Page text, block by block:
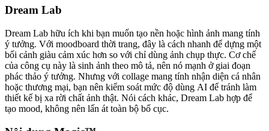
Dream Lab
Dream Lab hữu ích khi bạn muốn tạo nền hoặc hình ảnh mang tính
ý tưởng. Với moodboard thời trang, đây là cách nhanh để dựng một
bối cảnh giàu cảm xúc hơn so với chỉ dùng ảnh chụp thực. Cơ chế
của công cụ này là sinh ảnh theo mô tả, nên nó mạnh ở giai đoạn
phác thảo ý tưởng. Nhưng với collage mang tính nhận diện cá nhân
hoặc thương mại, bạn nên kiểm soát mức độ dùng AI để tránh làm
thiết kế bị xa rời chất ảnh thật. Nói cách khác, Dream Lab hợp để
tạo mood, không nên lấn át toàn bộ bố cục.